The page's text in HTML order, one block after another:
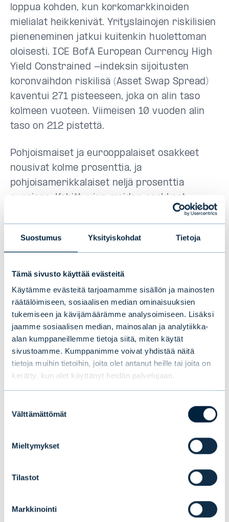
Suostumus Yksityiskohdat Tietoja
Tämä sivusto käyttää evästeitä
Käytämme evästeitä tarjoamamme sisällön ja mainosten
räätälöimiseen, sosiaalisen median ominaisuuksien
tukemiseen ja kävijämäärämme analysoimiseen. Lisäksi
jaamme sosiaalisen median, mainosalan ja analytiikka-
alan kumppaneillemme tietoja siitä, miten käytät
sivustoamme. Kumppanimme voivat yhdistää näitä
tietoja muihin tietoihin, joita olet antanut heille tai joita on
kerätty, kun olet käyttänyt heidän palvelujaan.
valinta
Välttämättömät
Mieltymykset
Tilastot
Markkinointi
loppua kohden, kun korkomarkkinoiden
mielialat heikkenivät. Yrityslainojen riskilisien
pieneneminen jatkui kuitenkin huolettoman
oloisesti. ICE BofA European Currency High
Yield Constrained -indeksin sijoitusten
koronvaihdon riskilisä (Asset Swap Spread)
kaventui 271 pisteeseen, joka on alin taso
kolmeen vuoteen. Viimeisen 10 vuoden alin
taso on 212 pistettä.
Pohjoismaiset ja eurooppalaiset osakkeet
nousivat kolme prosenttia, ja
pohjoisamerikkalaiset neljä prosenttia
euroissa. Kehittyvien maiden osakkeet
päätyivät prosentin plussalle Kiinan
osakemarkkinoiden kovan
nousupyrähdyksen taituttua, kun innostus
hiipui. Japanilaisten osakkeiden
kurssikehitys jäi nollille.
Kuva: Osake- ja korkomarkkinoiden
stressi-indikaattorit ovat laskeneet